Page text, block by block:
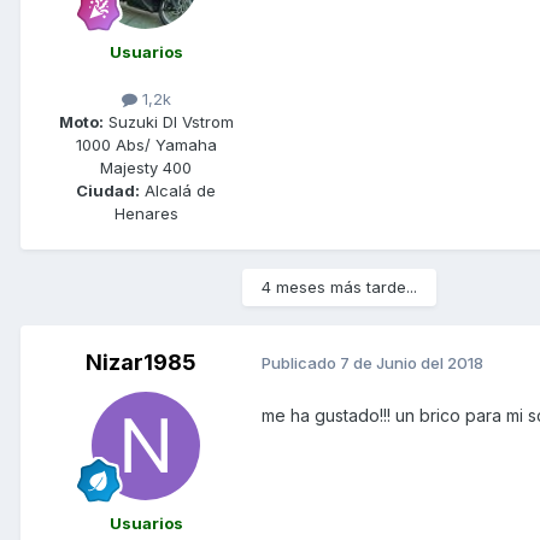
Usuarios
1,2k
Moto: Suzuki Dl Vstrom
1000 Abs/ Yamaha
Majesty 400
Ciudad: Alcalá de
Henares
4 meses más tarde...
Nizar1985
Usuarios
Publicado 7 de Junio del 2018
me ha gustado!!! un brico para mi